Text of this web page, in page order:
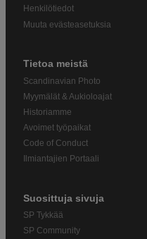
Henkilötiedot
Muuta evästeasetuksia
Tietoa meistä
Scandinavian Photo
Myymälät & Aukioloajat
Historiamme
Avoimet työpaikat
Code of Conduct
Ilmiantajien Portaali
Suosittuja sivuja
SP Tykkää
SP Community